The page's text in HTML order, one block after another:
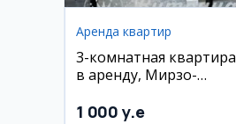
Аренда квартир
3-комнатная квартира
в аренду, Мирзо-
Ташкент
1 000 y.e